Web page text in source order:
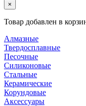
×
Товар добавлен в
Алмазные
Твердосплавные
Песочные
Силиконовые
Стальные
Керамические
Корундовые
Аксессуары